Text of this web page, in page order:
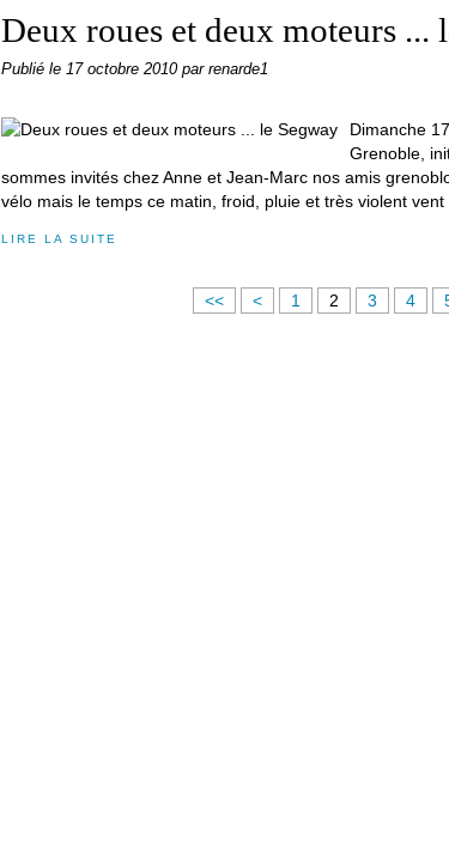
Deux roues et deux moteurs ...
Publié le 17 octobre 2010 par renarde1
Dimanche
Grenoble,
sommes invités chez Anne et Jean-Marc nos amis
vélo mais le temps ce matin, froid, pluie et très violent vent
LIRE LA SUITE
<< < 1 2 3 4